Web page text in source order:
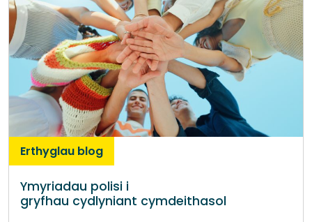
Erthyglau blog
Ymyriadau polisi i
gryfhau cydlyniant cymdeithasol